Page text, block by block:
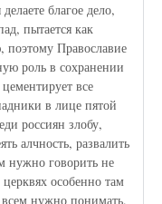
благое дело,
пытается как
поэтому Православие
роль в сохранении
все
в лице пятой
россиян злобу,
алчность, развалить
нужно говорить не
особенно там
всем нужно понимать,